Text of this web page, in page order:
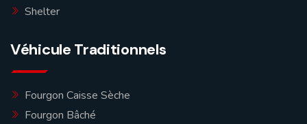
Shelter
Véhicule Traditionnels
Fourgon Caisse Sèche
Fourgon Bâché